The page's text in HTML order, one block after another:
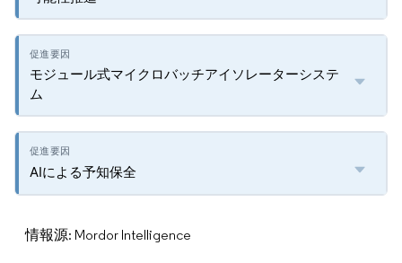
モジュール式マイクロバッチアイソレーターシステ
ム
AIによる予知保全
情報源: Mordor Intelligence